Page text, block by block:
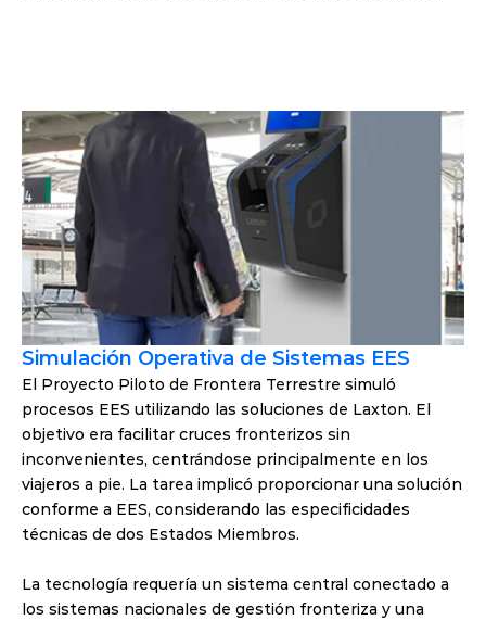
Simulación Operativa de Sistemas EES
El Proyecto Piloto de Frontera Terrestre simuló
procesos EES utilizando las soluciones de Laxton. El
objetivo era facilitar cruces fronterizos sin
inconvenientes, centrándose principalmente en los
viajeros a pie. La tarea implicó proporcionar una solución
conforme a EES, considerando las especificidades
técnicas de dos Estados Miembros.
La tecnología requería un sistema central conectado a
los sistemas nacionales de gestión fronteriza y una